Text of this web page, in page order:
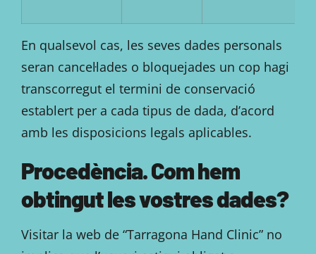
En qualsevol cas, les seves dades personals
seran cancel·lades o bloquejades un cop hagi
transcorregut el termini de conservació
establert per a cada tipus de dada, d’acord
amb les disposicions legals aplicables.
Procedència. Com hem
obtingut les vostres dades?
Visitar la web de “Tarragona Hand Clinic” no